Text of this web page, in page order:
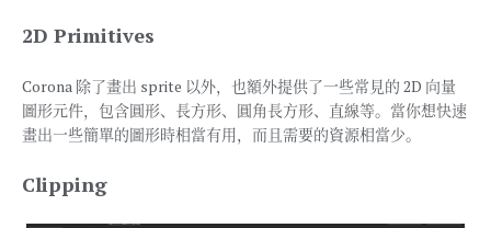
2D Primitives
Corona 除了畫出 sprite 以外，也額外提供了一些常見的 2D 向量
圖形元件，包含圓形、長方形、圓角長方形、直線等。當你想快速
畫出一些簡單的圖形時相當有用，而且需要的資源相當少。
Clipping